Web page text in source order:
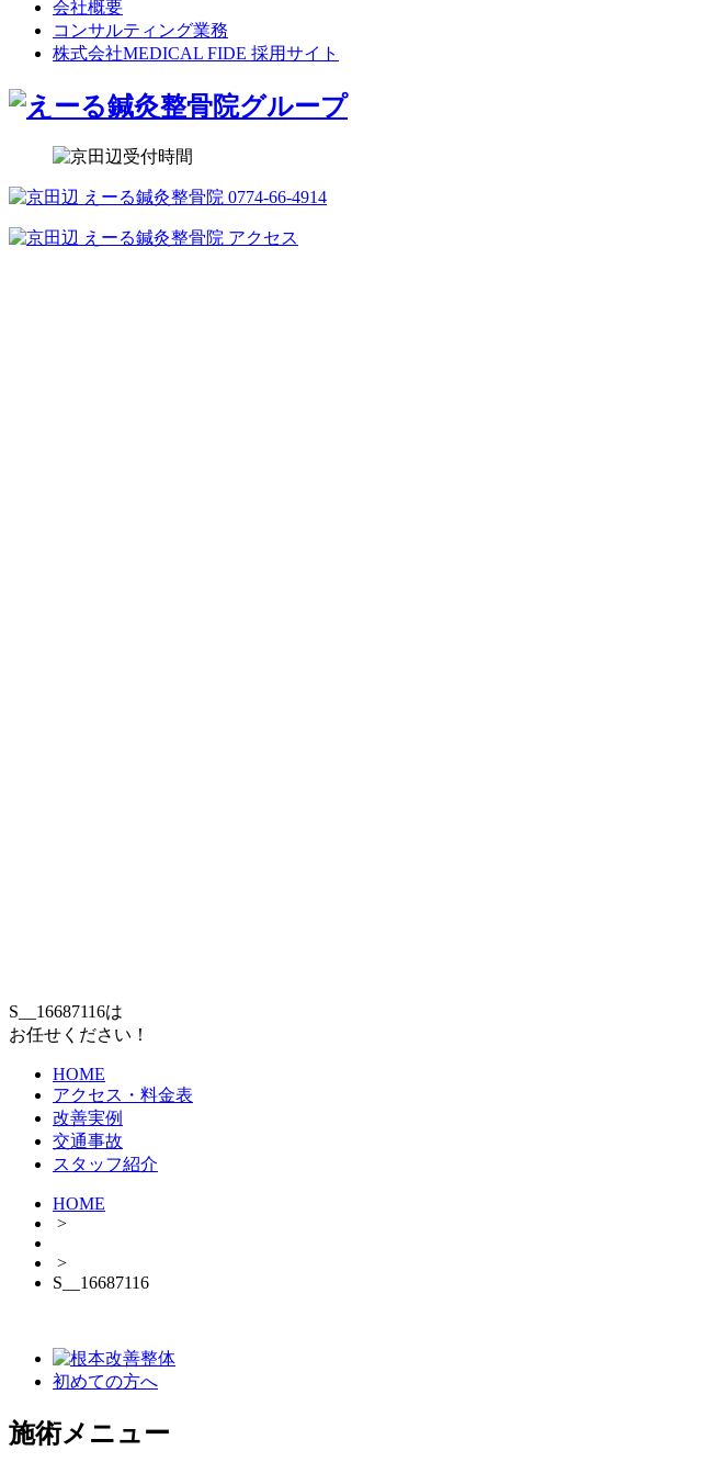
会社概要
コンサルティング業務
株式会社MEDICAL FIDE 採用サイト
S__16687116は
お任せください！
HOME
アクセス・料金表
改善実例
交通事故
スタッフ紹介
HOME
>
>
S__16687116
初めての方へ
施術メニュー